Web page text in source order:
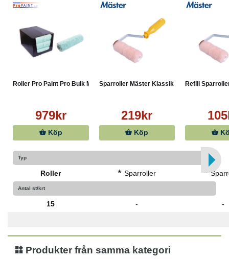
Roller Pro Paint Pro Bulk M...
979kr
Köp
Sparroller Mäster Klassik 1...
219kr
Köp
Refill
Typ
Roller * Sparroller *
Antal st/krt
15 - -
Produkter från samma kategori